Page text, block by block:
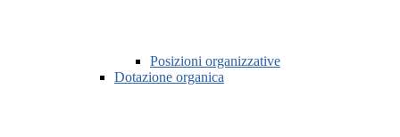
Posizioni organizzative
Dotazione organica